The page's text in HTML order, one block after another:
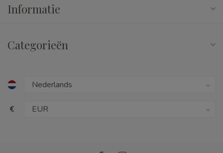
Informatie
Categorieën
€